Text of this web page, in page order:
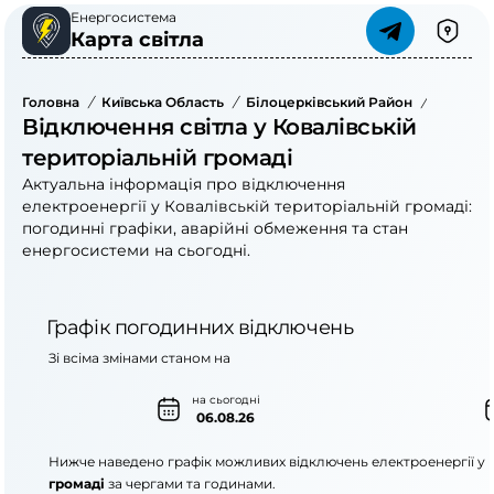
Енергосистема
Карта світла
Головна / Київська Область / Білоцерківський Район /
Відключення світла у Ковалівській
територіальній громаді
Актуальна інформація про відключення
електроенергії у Ковалівській територіальній громаді:
погодинні графіки, аварійні обмеження та стан
енергосистеми на сьогодні.
Графік погодинних відключень
на сьогодні
06.08.26
Зі всіма змінами станом на
Нижче наведено графік можливих відключень електроенергії у
громаді за чергами та годинами.